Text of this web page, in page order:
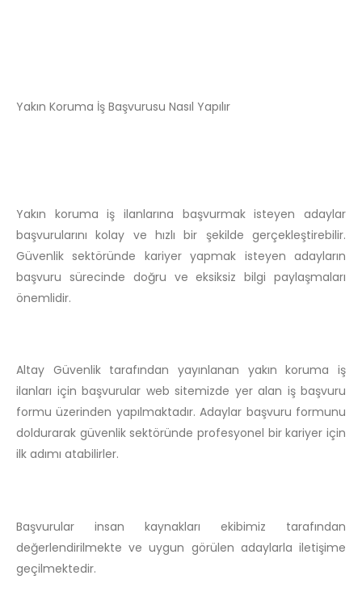
Yakın Koruma İş Başvurusu Nasıl Yapılır
Yakın koruma iş ilanlarına başvurmak isteyen adaylar
başvurularını kolay ve hızlı bir şekilde gerçekleştirebilir.
Güvenlik sektöründe kariyer yapmak isteyen adayların
başvuru sürecinde doğru ve eksiksiz bilgi paylaşmaları
önemlidir.
Altay Güvenlik tarafından yayınlanan yakın koruma iş
ilanları için başvurular web sitemizde yer alan iş başvuru
formu üzerinden yapılmaktadır. Adaylar başvuru formunu
doldurarak güvenlik sektöründe profesyonel bir kariyer için
ilk adımı atabilirler.
Başvurular insan kaynakları ekibimiz tarafından
değerlendirilmekte ve uygun görülen adaylarla iletişime
geçilmektedir.